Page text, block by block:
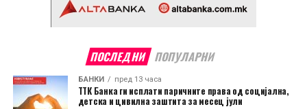
ПОСЛЕДНИ ПОПУЛАРНИ
БАНКИ пред 13 часа
ТТК Банка ги исплати паричните права од социјална,
детска и цивилна заштита за месец јули